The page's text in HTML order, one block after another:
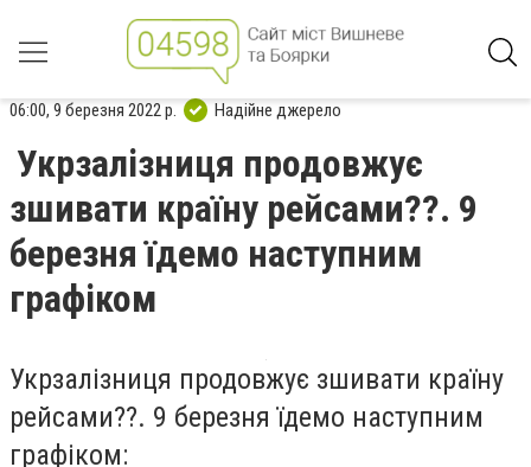
06:00, 9 березня 2022 р. Надійне джерело
Укрзалізниця продовжує
зшивати країну рейсами??. 9
березня їдемо наступним
графіком
Укрзалізниця продовжує зшивати країну
рейсами??. 9 березня їдемо наступним
графіком: